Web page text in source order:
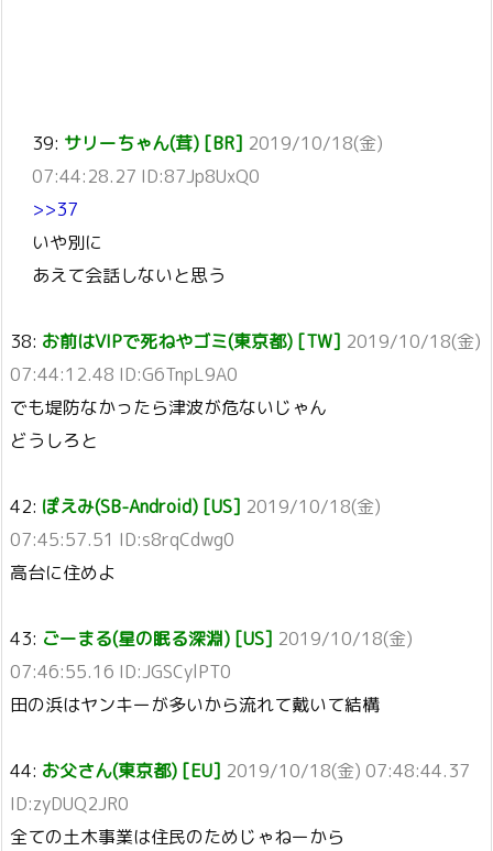
39: サリーちゃん(茸) [BR] 2019/10/18(金)
07:44:28.27 ID:87Jp8UxQ0
>>37
いや別に
あえて会話しないと思う
38: お前はVIPで死ねやゴミ(東京都) [TW] 2019/10/18(金)
07:44:12.48 ID:G6TnpL9A0
でも堤防なかったら津波が危ないじゃん
どうしろと
42: ぽえみ(SB-Android) [US] 2019/10/18(金)
07:45:57.51 ID:s8rqCdwg0
高台に住めよ
43: ごーまる(星の眠る深淵) [US] 2019/10/18(金)
07:46:55.16 ID:JGSCylPT0
田の浜はヤンキーが多いから流れて戴いて結構
44: お父さん(東京都) [EU] 2019/10/18(金) 07:48:44.37
ID:zyDUQ2JR0
全ての土木事業は住民のためじゃねーから